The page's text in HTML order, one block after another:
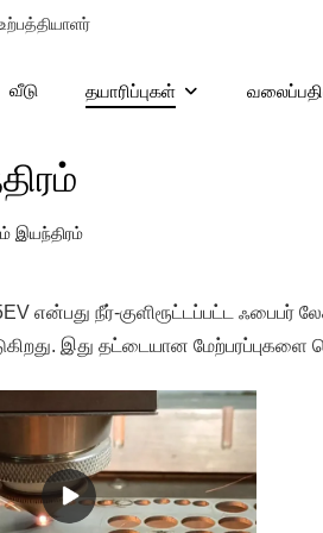
வீடு தயாரிப்புகள்
இயந்திரம்
என்பது நீர்-குளிரூட்டப்பட்ட ஃபைபர்
இது தட்டையான